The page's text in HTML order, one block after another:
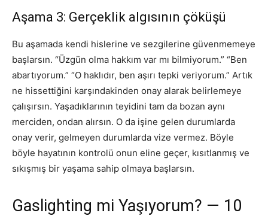
Aşama 3: Gerçeklik algısının çöküşü
Bu aşamada kendi hislerine ve sezgilerine güvenmemeye
başlarsın. “Üzgün olma hakkım var mı bilmiyorum.” “Ben
abartıyorum.” “O haklıdır, ben aşırı tepki veriyorum.” Artık
ne hissettiğini karşındakinden onay alarak belirlemeye
çalışırsın. Yaşadıklarının teyidini tam da bozan aynı
merciden, ondan alırsın. O da işine gelen durumlarda
onay verir, gelmeyen durumlarda vize vermez. Böyle
böyle hayatının kontrolü onun eline geçer, kısıtlanmış ve
sıkışmış bir yaşama sahip olmaya başlarsın.
Gaslighting mi Yaşıyorum? — 10